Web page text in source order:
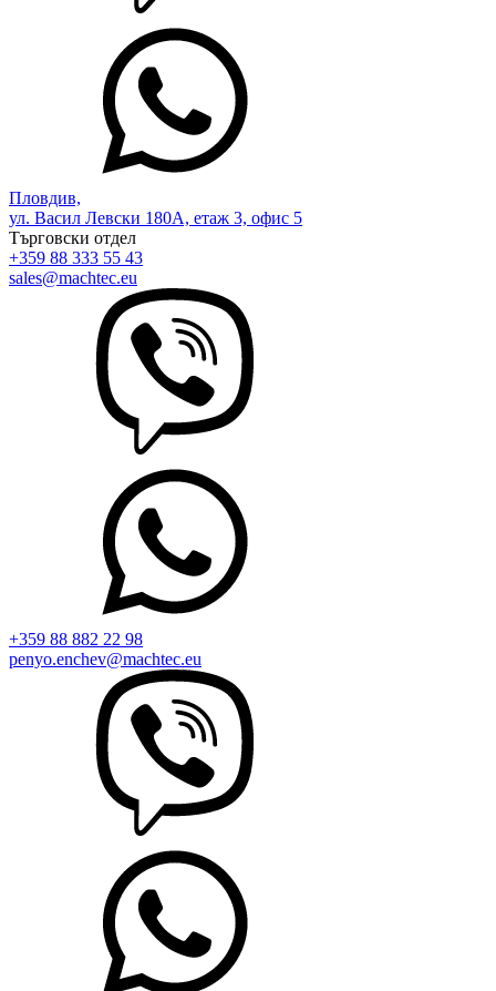
Пловдив,
ул. Васил Левски 180А, етаж 3, офис 5
Търговски отдел
+359 88 333 55 43
sales@machtec.eu
+359 88 882 22 98
penyo.enchev@machtec.eu